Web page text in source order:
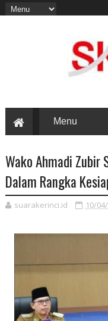
Wako Ahmadi Zubir
Dalam Rangka
suarakerinci.id 10/